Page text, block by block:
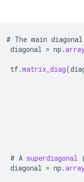
# The main diagonal
diagonal = np .
tf.matrix_diag(
# A superdiagonal
diagonal = np .